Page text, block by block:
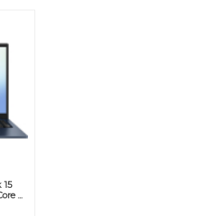
15
...